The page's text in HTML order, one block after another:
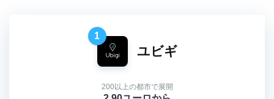
1
ユビギ
200以上の都市で展開